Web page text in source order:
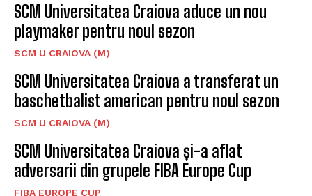
SCM Universitatea Craiova aduce un nou
playmaker pentru noul sezon
SCM U CRAIOVA (M)
SCM Universitatea Craiova a transferat un
baschetbalist american pentru noul sezon
SCM U CRAIOVA (M)
SCM Universitatea Craiova și-a aflat
adversarii din grupele FIBA Europe Cup
FIBA EUROPE CUP